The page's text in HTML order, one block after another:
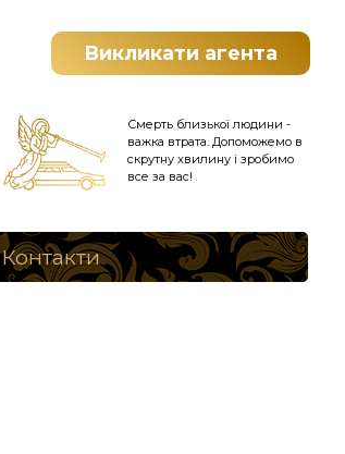
Викликати агента
Смерть близької людини -
важка втрата. Допоможемо в
скрутну хвилину і зробимо
все за вас!
Контакти